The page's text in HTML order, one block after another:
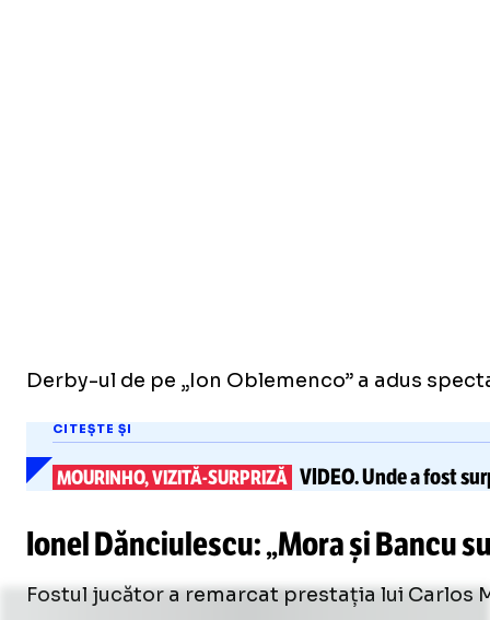
Derby-ul de pe „Ion Oblemenco” a adus
CITEȘTE ȘI
MOURINHO, VIZITĂ-SURPRIZĂ VIDEO.Unde a fost
Ionel Dănciulescu: „Mora și Bancu
Fostul jucător a remarcat prestația lui Carlos